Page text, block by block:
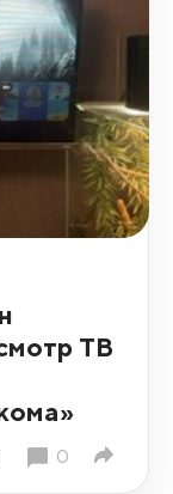
ТВ
0